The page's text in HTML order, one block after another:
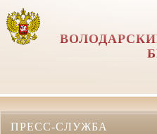
ПРЕСС-СЛУЖБА